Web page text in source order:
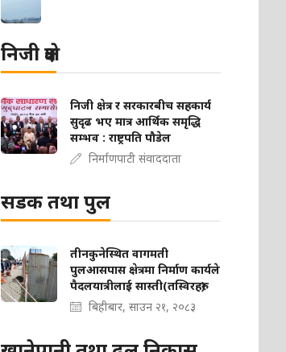
निजी क्षेत्र
निजी क्षेत्र र सरकारबीच सहकार्य
सुदृढ भए मात्र आर्थिक समृद्धि
सम्भव : राष्ट्रपति पौडेल
निर्माणपाटी संवाददाता
सडक तथा पुल
तीनकुनेस्थित वागमती
पुलआसपास क्षेत्रमा निर्माण कार्यले
पैदलयात्रीलाई सास्ती(तस्विरहरु)
बिहीबार, साउन २१, २०८३